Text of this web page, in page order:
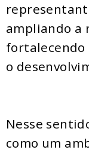
ampliando a
fortalecendo
o
Nesse
como um